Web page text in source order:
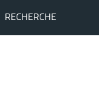
RECHERCHE